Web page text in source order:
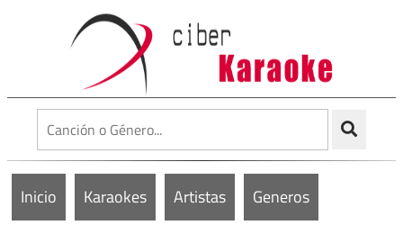
Inicio Karaokes Artistas Generos